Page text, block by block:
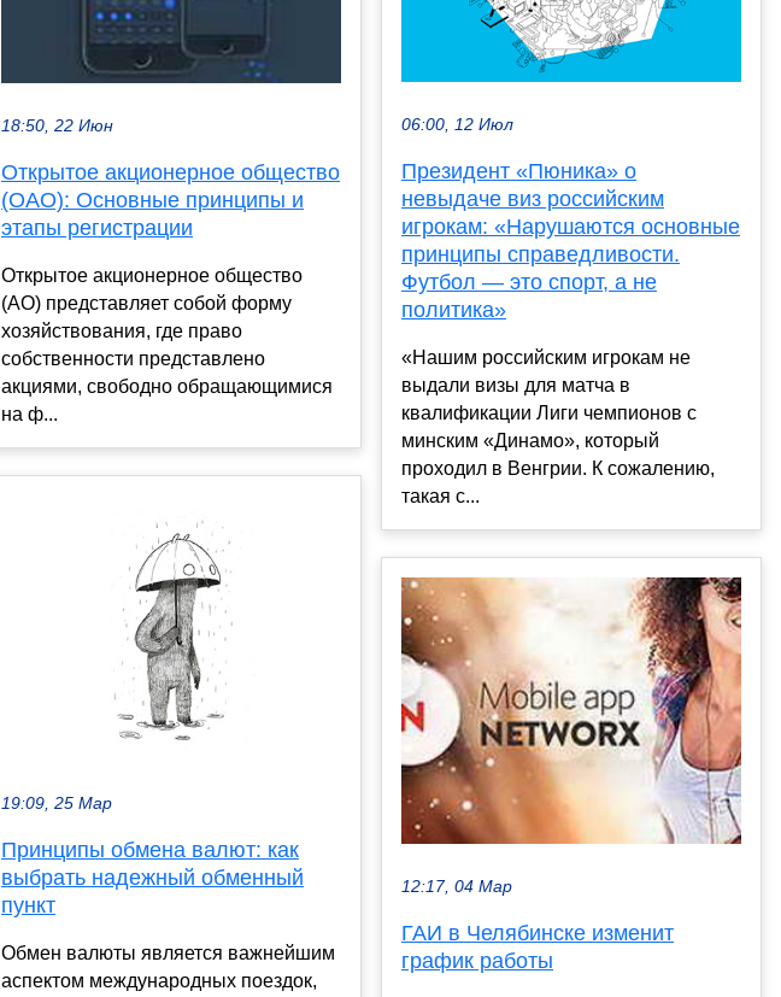
18:50, 22 Июн
Открытое акционерное общество
(ОАО): Основные принципы и
этапы регистрации
Открытое акционерное общество
(АО) представляет собой форму
хозяйствования, где право
собственности представлено
акциями, свободно обращающимися
на ф...
19:09, 25 Мар
Принципы обмена валют: как
выбрать надежный обменный
пункт
Обмен валюты является важнейшим
аспектом международных поездок,
06:00, 12 Июл
Президент «Пюника» о
невыдаче виз российским
игрокам: «Нарушаются основные
принципы справедливости.
Футбол — это спорт, а не
политика»
«Нашим российским игрокам не
выдали визы для матча в
квалификации Лиги чемпионов с
минским «Динамо», который
проходил в Венгрии. К сожалению,
такая с...
12:17, 04 Мар
ГАИ в Челябинске изменит
график работы